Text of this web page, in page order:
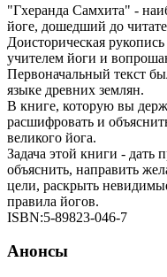
"Гхеранда Самхита" -
йоге, дошедший до
Доисторическая
учителем йоги и
Первоначальный текст
языке древних землян.
В книге, которую вы
расшифровать и
великого йога.
Задача этой книги - дать
объяснить, направить
цели, раскрыть
правила йогов.
ISBN:5-89823-046-7
Анонсы